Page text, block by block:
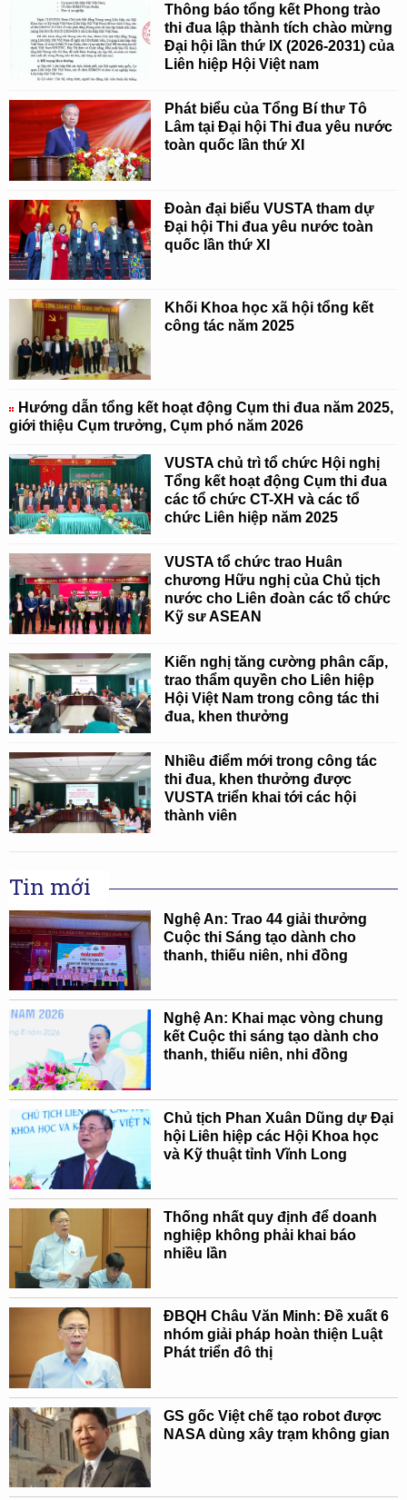
Thông báo tổng kết Phong trào
thi đua lập thành tích chào mừng
Đại hội lần thứ IX (2026-2031) của
Liên hiệp Hội Việt nam
Phát biểu của Tổng Bí thư Tô
Lâm tại Đại hội Thi đua yêu nước
toàn quốc lần thứ XI
Đoàn đại biểu VUSTA tham dự
Đại hội Thi đua yêu nước toàn
quốc lần thứ XI
Khối Khoa học xã hội tổng kết
công tác năm 2025
Hướng dẫn tổng kết hoạt động Cụm thi đua năm 2025,
giới thiệu Cụm trưởng, Cụm phó năm 2026
VUSTA chủ trì tổ chức Hội nghị
Tổng kết hoạt động Cụm thi đua
các tổ chức CT-XH và các tổ
chức Liên hiệp năm 2025
VUSTA tổ chức trao Huân
chương Hữu nghị của Chủ tịch
nước cho Liên đoàn các tổ chức
Kỹ sư ASEAN
Kiến nghị tăng cường phân cấp,
trao thẩm quyền cho Liên hiệp
Hội Việt Nam trong công tác thi
đua, khen thưởng
Nhiều điểm mới trong công tác
thi đua, khen thưởng được
VUSTA triển khai tới các hội
thành viên
Tin mới
Nghệ An: Trao 44 giải thưởng
Cuộc thi Sáng tạo dành cho
thanh, thiếu niên, nhi đồng
Nghệ An: Khai mạc vòng chung
kết Cuộc thi sáng tạo dành cho
thanh, thiếu niên, nhi đồng
Chủ tịch Phan Xuân Dũng dự Đại
hội Liên hiệp các Hội Khoa học
và Kỹ thuật tỉnh Vĩnh Long
Thống nhất quy định để doanh
nghiệp không phải khai báo
nhiều lần
ĐBQH Châu Văn Minh: Đề xuất 6
nhóm giải pháp hoàn thiện Luật
Phát triển đô thị
GS gốc Việt chế tạo robot được
NASA dùng xây trạm không gian